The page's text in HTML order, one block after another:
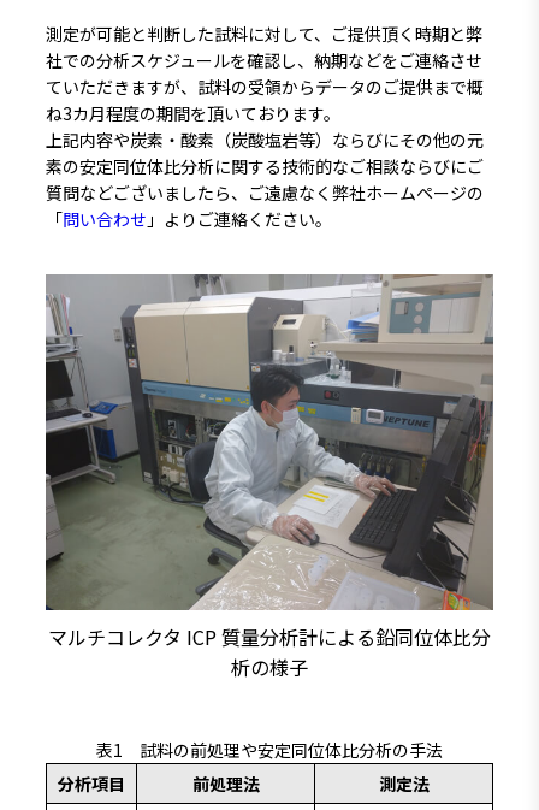
測定が可能と判断した試料に対して、ご提供頂く時期と弊
社での分析スケジュールを確認し、納期などをご連絡させ
ていただきますが、試料の受領からデータのご提供まで概
ね3カ月程度の期間を頂いております。
上記内容や炭素・酸素（炭酸塩岩等）ならびにその他の元
素の安定同位体比分析に関する技術的なご相談ならびにご
質問などございましたら、ご遠慮なく弊社ホームページの
「問い合わせ 」よりご連絡ください。
マルチコレクタ ICP 質量分析計による鉛同位体比分
析の様子
表1 試料の前処理や安定同位体比分析の手法
分析項目
前処理法
測定法